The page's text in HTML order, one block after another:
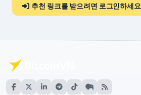
추천 링크를 받으려면 로그인하세요